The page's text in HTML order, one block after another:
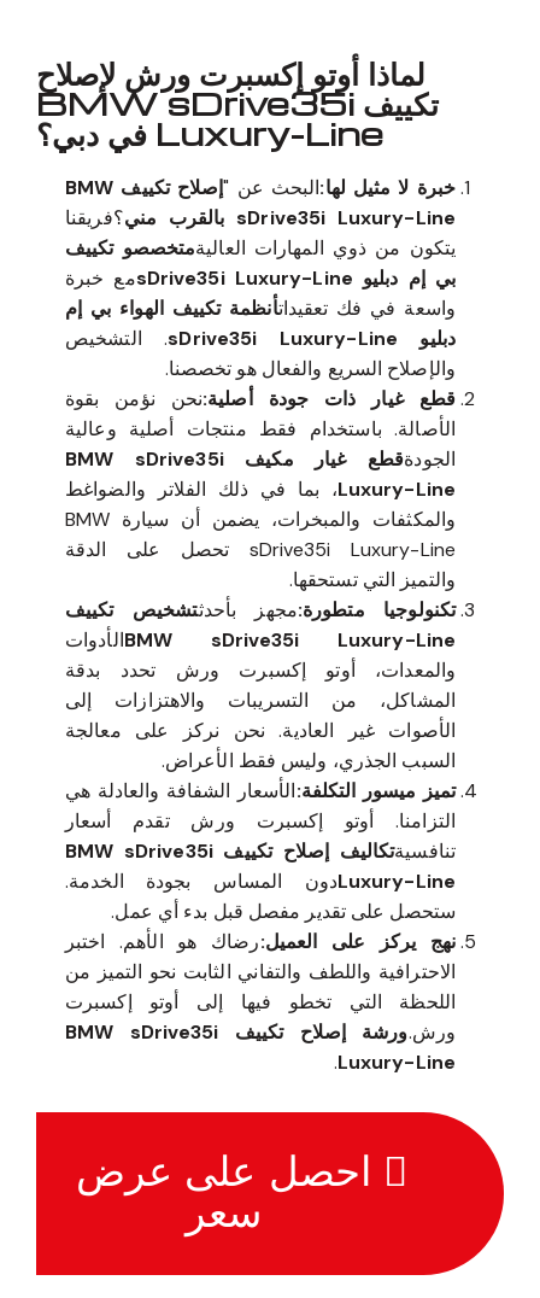
لماذا أوتو إكسبرت ورش لإصلاح
تكييف BMW sDrive35i
Luxury-Line في دبي؟
خبرة لا مثيل لها:البحث عن "
إصلاح تكييف BMW
sDrive35i Luxury-Line بالقرب مني
؟فريقنا
يتكون من ذوي المهارات العاليةمتخصصو تكييف
بي إم دبليو sDrive35i Luxury-Line
مع خبرة
واسعة في فك تعقيداتأنظمة تكييف الهواء بي إم
دبليو sDrive35i Luxury-Line
. التشخيص
والإصلاح السريع والفعال هو تخصصنا.
قطع غيار ذات جودة أصلية:نحن نؤمن بقوة
الأصالة. باستخدام فقط منتجات أصلية وعالية
الجودة
قطع غيار مكيف BMW sDrive35i
Luxury-Line، بما في ذلك الفلاتر والضواغط
والمكثفات والمبخرات، يضمن أن سيارة BMW
sDrive35i Luxury-Line تحصل على الدقة
والتميز التي تستحقها.
تكنولوجيا متطورة:مجهز بأحدثتشخيص تكييف
BMW sDrive35i Luxury-Lineالأدوات
والمعدات، أوتو إكسبرت ورش تحدد بدقة
المشاكل، من التسريبات والاهتزازات إلى
الأصوات غير العادية. نحن نركز على معالجة
السبب الجذري، وليس فقط الأعراض.
تميز ميسور التكلفة:الأسعار الشفافة والعادلة هي
التزامنا. أوتو إكسبرت ورش تقدم أسعار
تنافسية
تكاليف إصلاح تكييف BMW sDrive35i
Luxury-Lineدون المساس بجودة الخدمة.
ستحصل على تقدير مفصل قبل بدء أي عمل.
نهج يركز على العميل:رضاك هو الأهم. اختبر
الاحترافية واللطف والتفاني الثابت نحو التميز من
اللحظة التي تخطو فيها إلى أوتو إكسبرت
ورش.
ورشة إصلاح تكييف BMW sDrive35i
Luxury-Line
.
احصل على عرض
سعر